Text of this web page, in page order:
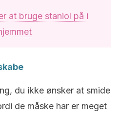
at bruge staniol på i
du ikke ønsker at smide
de måske har er meget